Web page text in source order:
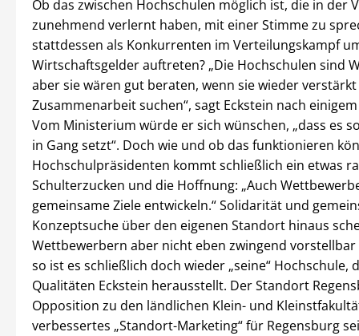
Ob das zwischen Hochschulen möglich ist, die in der
zunehmend verlernt haben, mit einer Stimme zu
stattdessen als Konkurrenten im Verteilungskampf
Wirtschaftsgelder auftreten? „Die Hochschulen sind
aber sie wären gut beraten, wenn sie wieder
Zusammenarbeit suchen“, sagt Eckstein nach
Vom Ministerium würde er sich wünschen, „dass es
in Gang setzt“. Doch wie und ob das funktionieren
Hochschulpräsidenten kommt schließlich ein etwas
Schulterzucken und die Hoffnung: „Auch
gemeinsame Ziele entwickeln.“ Solidarität und
Konzeptsuche über den eigenen Standort hinaus
Wettbewerbern aber nicht eben zwingend vorstellbar
so ist es schließlich doch wieder „seine“ Hochschule,
Qualitäten Eckstein herausstellt. Der Standort
Opposition zu den ländlichen Klein- und
verbessertes „Standort-Marketing“ für Regensburg sei